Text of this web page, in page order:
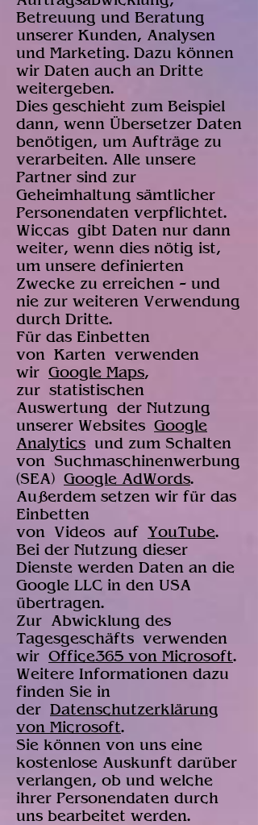
Betreuung und Beratung
unserer Kunden, Analysen
und Marketing. Dazu können
wir Daten auch an Dritte
weitergeben.
Dies geschieht zum Beispiel
dann, wenn Übersetzer Daten
benötigen, um Aufträge zu
verarbeiten. Alle unsere
Partner sind zur
Geheimhaltung sämtlicher
Personendaten verpflichtet.
Wiccas gibt Daten nur dann
weiter, wenn dies nötig ist,
um unsere definierten
Zwecke zu erreichen – und
nie zur weiteren Verwendung
durch Dritte.
Für das Einbetten
von Karten verwenden
wir Google Maps,
zur statistischen
Auswertung der Nutzung
unserer Websites Google
Analytics und zum Schalten
von Suchmaschinenwerbung
(SEA) Google AdWords.
Außerdem setzen wir für das
Einbetten
von Videos auf YouTube.
Bei der Nutzung dieser
Dienste werden Daten an die
Google LLC in den USA
übertragen.
Zur Abwicklung des
Tagesgeschäfts verwenden
wir Office365 von Microsoft.
Weitere Informationen dazu
finden Sie in
der Datenschutzerklärung
von Microsoft.
Sie können von uns eine
kostenlose Auskunft darüber
verlangen, ob und welche
ihrer Personendaten durch
uns bearbeitet werden.